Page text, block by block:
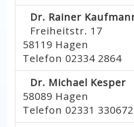
Dr. Rainer
Freiheitstr. 17
58119 Hagen
Telefon 02334 2864
Dr. Michael Kesper
58089 Hagen
Telefon 02331 330672